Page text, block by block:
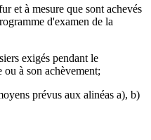
et à mesure que sont achevés
d'examen de la
exigés pendant le
à son achèvement;
prévus aux alinéas a), b)